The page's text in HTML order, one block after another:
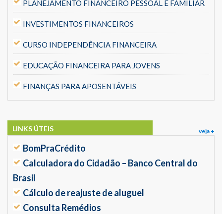
PLANEJAMENTO FINANCEIRO PESSOAL E FAMILIAR
INVESTIMENTOS FINANCEIROS
CURSO INDEPENDÊNCIA FINANCEIRA
EDUCAÇÃO FINANCEIRA PARA JOVENS
FINANÇAS PARA APOSENTÁVEIS
veja +
LINKS ÚTEIS
BomPraCrédito
Calculadora do Cidadão – Banco Central do
Brasil
Cálculo de reajuste de aluguel
Consulta Remédios